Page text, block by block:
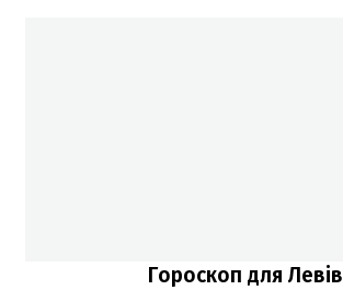
Гороскоп для Левів